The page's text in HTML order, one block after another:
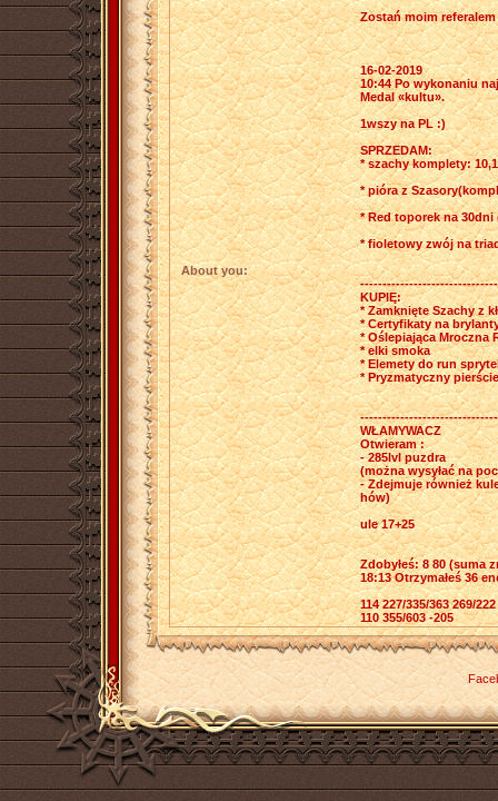
About you:
Zostań moim
16-02-2019
10:44 Po wykonaniu
Medal «kultu».
1wszy na PL :)
SPRZEDAM:
* szachy komplety:
* pióra z
* Red toporek na
* fioletowy zwój na
KUPIĘ:
* Zamknięte Szachy z
* Certyfikaty na
* Oślepiająca Mroczna
* elki smoka
* Elemety do run
* Pryzmatyczny
WŁAMYWACZ
Otwieram :
- 285lvl puzdra
(można wysyłać na
- Zdejmuje również
hów)
ule 17+25
Zdobyłeś: 8 80 (suma
18:13 Otrzymałeś 36
114 227/335/363 269/
110 355/603 -205